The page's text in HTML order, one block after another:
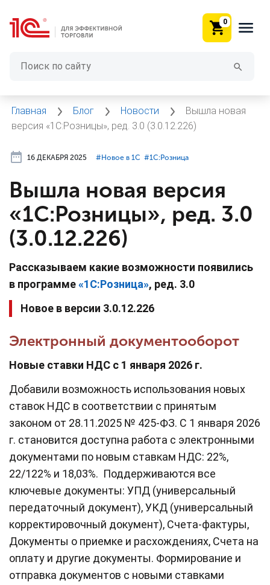
0
Главная Блог Новости
Вышла новая
версия «1С:Розницы», ред. 3.0 (3.0.12.226)
16 ДЕКАБРЯ 2025 #⁣Новое в 1С #⁣1С:Розница
Вышла новая версия
«1С:Розницы», ред. 3.0
(3.0.12.226)
Рассказываем какие возможности появились
в программе«1С:Розница», ред. 3.0
Новое в версии 3.0.12.226
Электронный документооборот
Новые ставки НДС с 1 января 2026 г.
Добавили возможность использования новых
ставок НДС в соответствии с принятым
законом от 28.11.2025 № 425-ФЗ. С 1 января 2026
г. становится доступна работа с электронными
документами по новым ставкам НДС: 22%,
22/122% и 18,03%. Поддерживаются все
ключевые документы: УПД (универсальный
передаточный документ), УКД (универсальный
корректировочный документ), Счета-фактуры,
Документы о приемке и расхождениях, Счета на
оплату и другие документы. Формирование и
отправка документов с новыми ставками